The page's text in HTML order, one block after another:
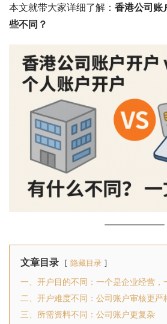
本文就带大家详细了解： 香港公司账
些不同？
文章目录 隐藏目录
一、开户目的不同：一个是企业经营，
二、开户难度不同：公司账户审核更严
三、所需资料不同：公司账户更复杂